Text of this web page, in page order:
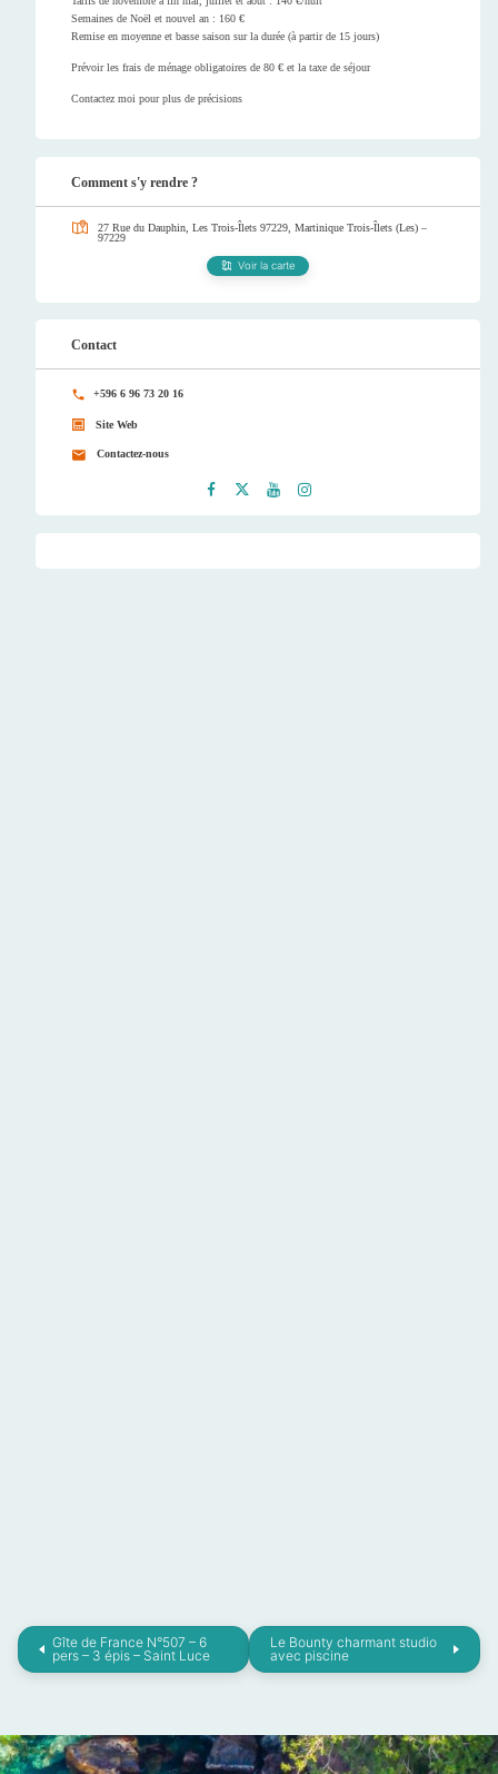
Semaines de Noël et nouvel an : 160 €
Remise en moyenne et basse saison sur la durée (à partir de 15 jours)
Prévoir les frais de ménage obligatoires de 80 € et la taxe de séjour
Contactez moi pour plus de précisions
Comment s'y rendre ?
27 Rue du Dauphin, Les Trois-Îlets 97229, Martinique Trois-Îlets (Les) –
97229
Voir la carte
Contact
+596 6 96 73 20 16
Site Web
Contactez-nous
Gîte de France N°507 – 6
pers – 3 épis – Saint Luce
Le Bounty charmant studio
avec piscine